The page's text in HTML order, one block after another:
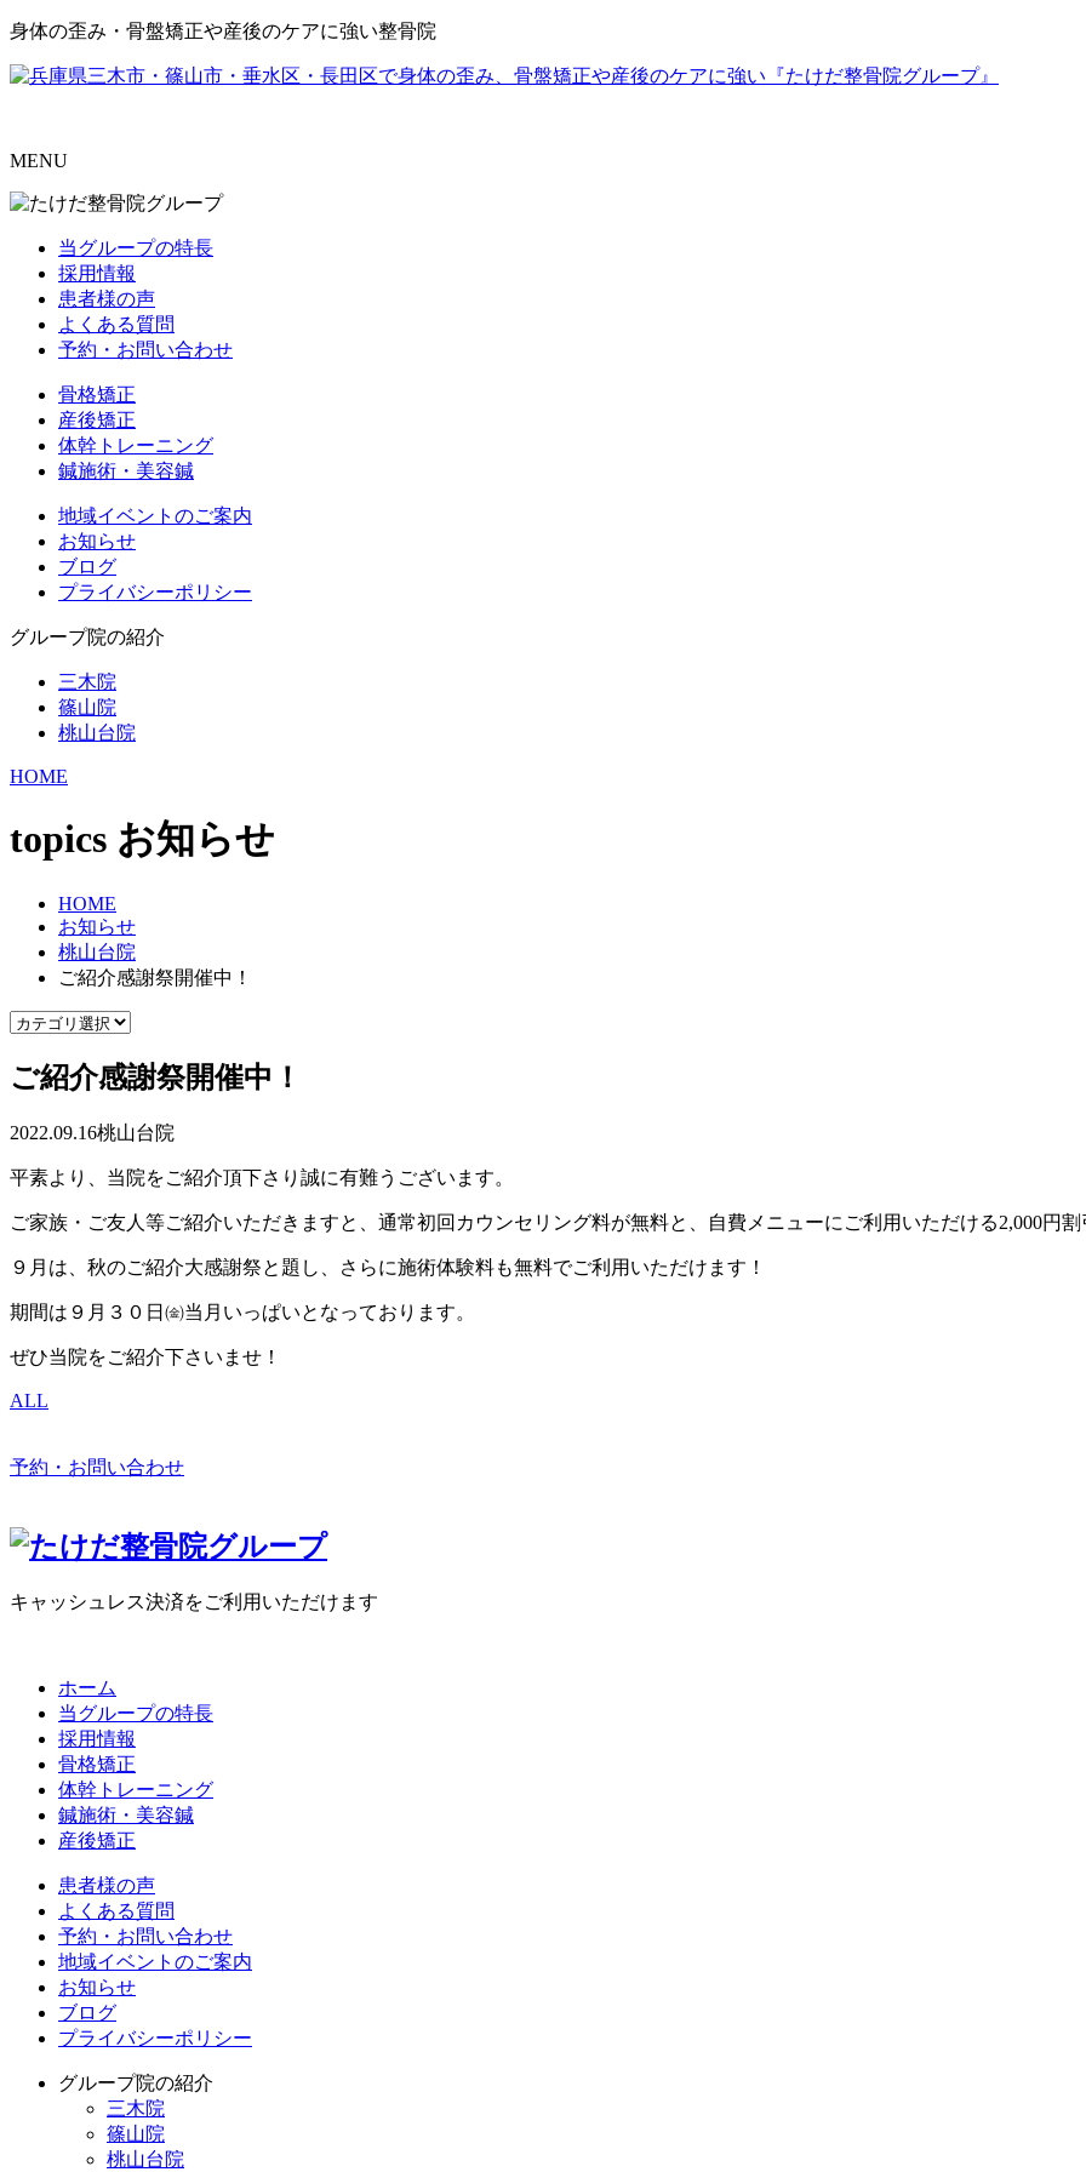
身体の歪み・骨盤矯正や産後のケアに強い整骨院
MENU
当グループの特長
採用情報
患者様の声
よくある質問
予約・お問い合わせ
骨格矯正
産後矯正
体幹トレーニング
鍼施術・美容鍼
地域イベントのご案内
お知らせ
ブログ
プライバシーポリシー
グループ院の紹介
三木院
篠山院
桃山台院
HOME
topics お知らせ
HOME
お知らせ
桃山台院
ご紹介感謝祭開催中！
ご紹介感謝祭開催中！
2022.09.16桃山台院
平素より、当院をご紹介頂下さり誠に有難うございます。
ご家族・ご友人等ご紹介いただきますと、通常初回カウンセリング料が無料と、自費メニューにご利用いただける2,000円割
９月は、秋のご紹介大感謝祭と題し、さらに施術体験料も無料でご利用いただけます！
期間は９月３０日㈮当月いっぱいとなっております。
ぜひ当院をご紹介下さいませ！
ALL
予約・お問い合わせ
キャッシュレス決済をご利用いただけます
ホーム
当グループの特長
採用情報
骨格矯正
体幹トレーニング
鍼施術・美容鍼
産後矯正
患者様の声
よくある質問
予約・お問い合わせ
地域イベントのご案内
お知らせ
ブログ
プライバシーポリシー
グループ院の紹介
三木院
篠山院
桃山台院